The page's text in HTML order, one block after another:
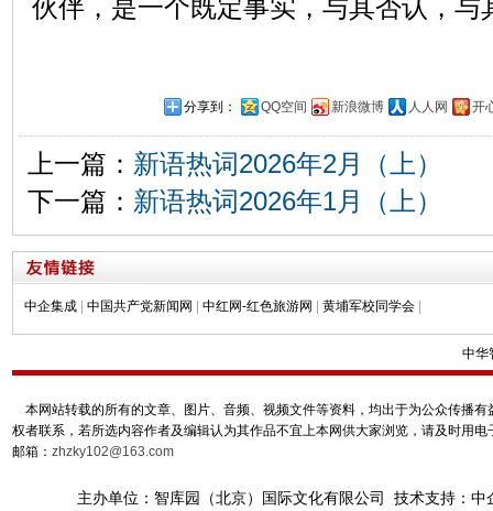
伙伴，是一个既定事实，与其否认，与
分享到： QQ空间 新浪微博 人人网 开
上一篇： 新语热词2026年2月（上）
下一篇： 新语热词2026年1月（上）
中企集成 中国共产党新闻网 中红网-红色旅游网 黄埔军校同学会
中华
本网站转载的所有的文章、图片、音频、视频文件等资料，均出于为公众传播
权者联系，若所选内容作者及编辑认为其作品不宜上本网供大家浏览，请及时用
邮箱： zhzky102@163.com
主办单位：智库园（北京）国际文化有限公司 技术支持：